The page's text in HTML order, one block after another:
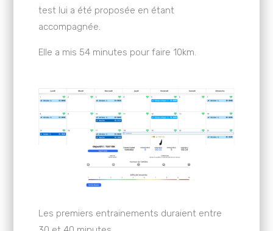
test lui a été proposée en étant
accompagnée.
Elle a mis 54 minutes pour faire 10km.
Les premiers entrainements duraient entre